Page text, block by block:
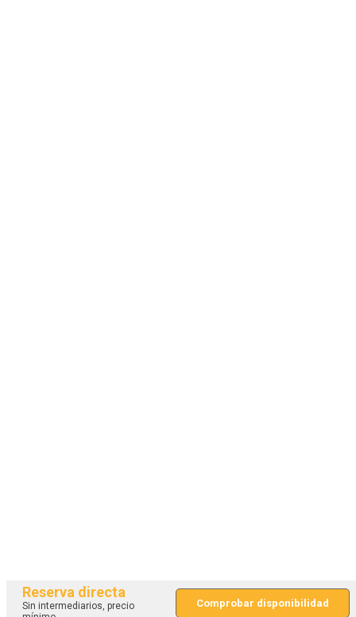
Reserva directa
Sin intermediarios, precio
Comprobar disponibilidad